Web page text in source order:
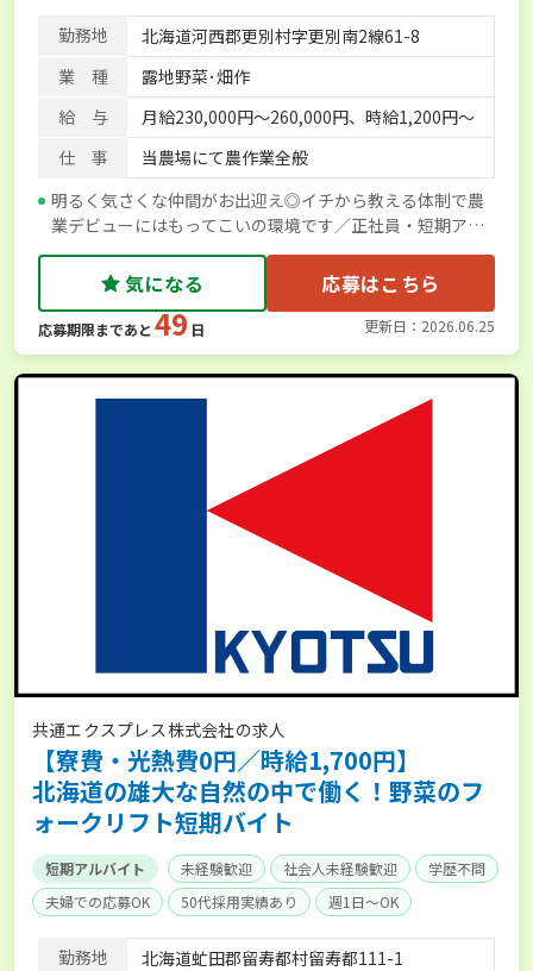
残業月20時間以内
賞与実績あり
年間休日100日以上
社会保険完備
勤務地
北海道河西郡更別村字更別南2線61-8
業 種
露地野菜･畑作
給 与
月給230,000円〜260,000円、時給1,200円～
仕 事
当農場にて農作業全般
明るく気さくな仲間がお出迎え◎イチから教える体制で農
業デビューにはもってこいの環境です／正社員・短期アル
バイト募集
気になる 応募はこちら
応募期限まであと 49 日 更新日：2026.06.25
共通エクスプレス株式会社の求人
【寮費・光熱費0円／時給1,700円】
北海道の雄大な自然の中で働く！野菜のフ
ォークリフト短期バイト
短期アルバイト 未経験歓迎 社会人未経験歓迎
学歴不問
夫婦での応募OK
50代採用実績あり
週1日～OK
経験者優遇 社会保険完備 単身寮あり
勤務地
北海道虻田郡留寿都村留寿都111-1